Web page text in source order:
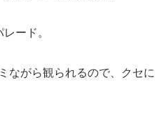
ード。
ながら観られるので、クセに